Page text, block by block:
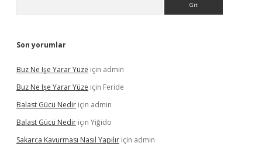
Son yorumlar
Buz Ne Işe Yarar Yüze için admin
Buz Ne Işe Yarar Yüze için Feride
Balast Gücü Nedir için admin
Balast Gücü Nedir için Yiğido
Sakarca Kavurması Nasıl Yapılır için admin